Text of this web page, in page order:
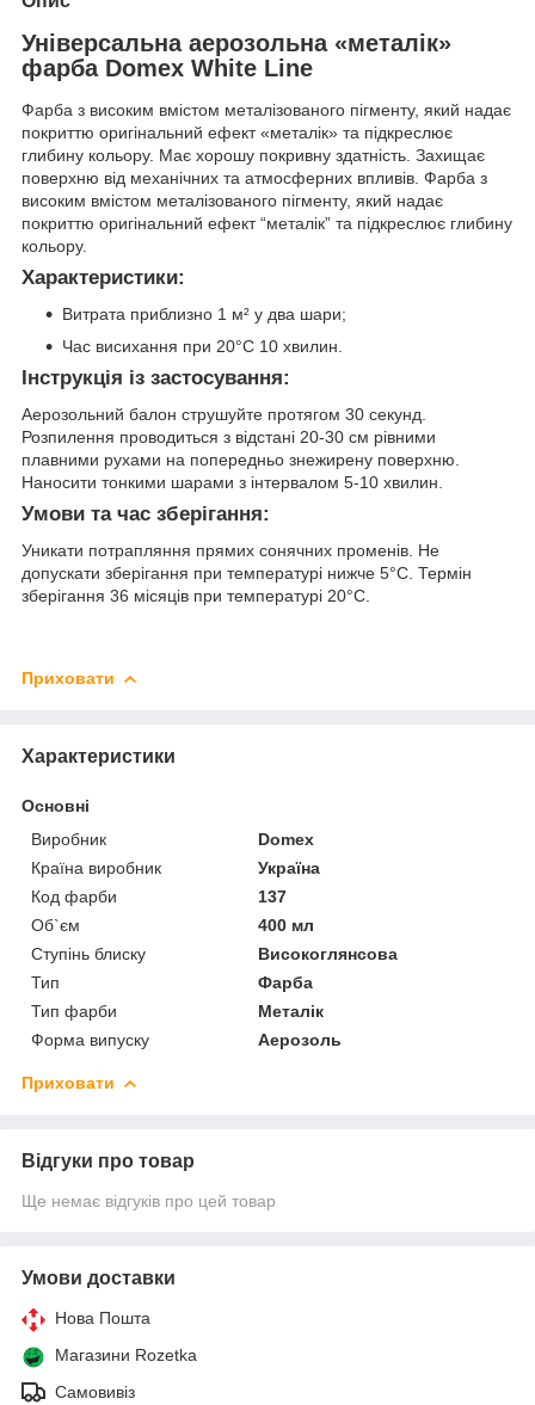
Універсальна аерозольна «металік»
фарба Domex White Line
Фарба з високим вмістом металізованого пігменту, який надає
покриттю оригінальний ефект «металік» та підкреслює
глибину кольору. Має хорошу покривну здатність. Захищає
поверхню від механічних та атмосферних впливів. Фарба з
високим вмістом металізованого пігменту, який надає
покриттю оригінальний ефект “металік” та підкреслює глибину
кольору.
Характеристики:
Витрата приблизно 1 м² у два шари;
Час висихання при 20°С 10 хвилин.
Інструкція із застосування:
Аерозольний балон струшуйте протягом 30 секунд.
Розпилення проводиться з відстані 20-30 см рівними
плавними рухами на попередньо знежирену поверхню.
Наносити тонкими шарами з інтервалом 5-10 хвилин.
Умови та час зберігання:
Уникати потрапляння прямих сонячних променів. Не
допускати зберігання при температурі нижче 5°С. Термін
зберігання 36 місяців при температурі 20°С.
Приховати
Характеристики
Основні
Виробник
Domex
Країна виробник
Україна
Код фарби
137
Об`єм
400 мл
Ступінь блиску
Високоглянсова
Тип
Фарба
Тип фарби
Металік
Форма випуску
Аерозоль
Приховати
Відгуки про товар
Ще немає відгуків про цей товар
Умови доставки
Нова Пошта
Магазини Rozetka
Самовивіз